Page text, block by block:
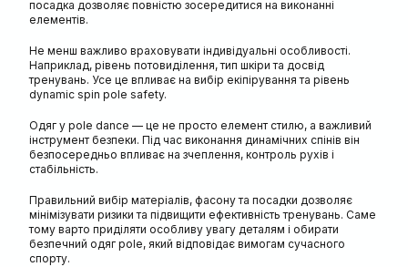
посадка дозволяє повністю зосередитися на виконанні
елементів.
Не менш важливо враховувати індивідуальні особливості.
Наприклад, рівень потовиділення, тип шкіри та досвід
тренувань. Усе це впливає на вибір екіпірування та рівень
dynamic spin pole safety.
Одяг у pole dance — це не просто елемент стилю, а важливий
інструмент безпеки. Під час виконання динамічних спінів він
безпосередньо впливає на зчеплення, контроль рухів і
стабільність.
Правильний вибір матеріалів, фасону та посадки дозволяє
мінімізувати ризики та підвищити ефективність тренувань. Саме
тому варто приділяти особливу увагу деталям і обирати
безпечний одяг pole, який відповідає вимогам сучасного
спорту.